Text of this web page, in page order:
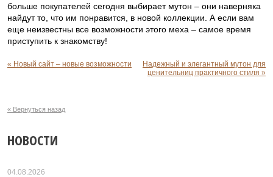
больше покупателей сегодня выбирает мутон – они наверняка
найдут то, что им понравится, в новой коллекции. А если вам
еще неизвестны все возможности этого меха – самое время
приступить к знакомству!
« Новый сайт – новые возможности
Надежный и элегантный мутон для
ценительниц практичного стиля »
« Вернуться назад
НОВОСТИ
04.08.2026